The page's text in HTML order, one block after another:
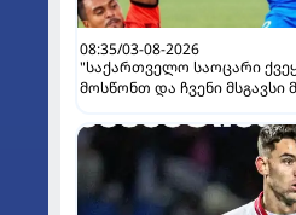
08:35/03-08-2026
"საქართველო საოცარი
მოსწონთ და ჩვენი მსგავსი